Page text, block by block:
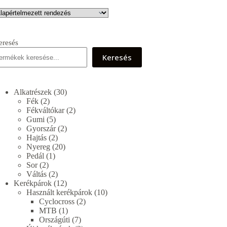
Keresés
Alkatrészek 3030
Fék 22
termék
Fékváltókar 22
Gumi 55
termék
Gyorszár 22
Hajtás 22
termék
Nyereg 2020
Pedál 11
Sor 22
termék
Váltás 22
termék
Kerékpárok 1212
termék
Használt kerékpárok 1010
Cyclocross 22
MTB 11
termék
Országúti 77